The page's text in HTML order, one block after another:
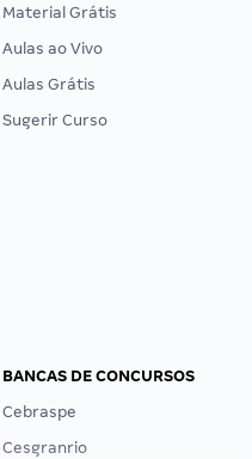
Material Grátis
Aulas ao Vivo
Aulas Grátis
Sugerir Curso
BANCAS DE CONCURSOS
Cebraspe
Cesgranrio